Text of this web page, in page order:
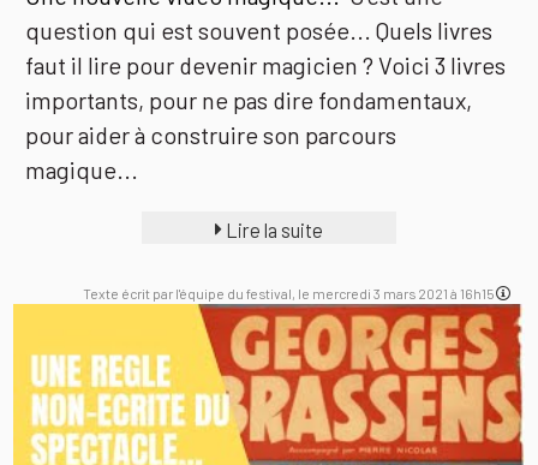
question qui est souvent posée... Quels livres
faut il lire pour devenir magicien ? Voici 3 livres
importants, pour ne pas dire fondamentaux,
pour aider à construire son parcours
magique...
Lire la suite
Texte écrit par l'équipe du festival, le mercredi 3 mars 2021 à 16h15